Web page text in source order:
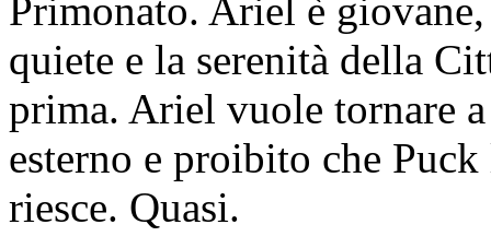
Primonato. Ariel è
quiete e la serenità della
prima. Ariel vuole tornare
esterno e proibito che
riesce. Quasi.